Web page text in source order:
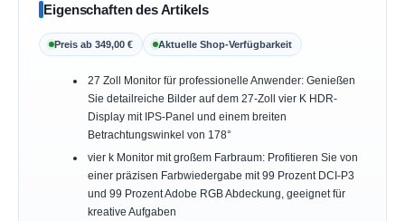
Eigenschaften des Artikels
Preis ab 349,00 € Aktuelle Shop-Verfügbarkeit
27 Zoll Monitor für professionelle Anwender: Genießen
Sie detailreiche Bilder auf dem 27-Zoll vier K HDR-
Display mit IPS-Panel und einem breiten
Betrachtungswinkel von 178°
vier k Monitor mit großem Farbraum: Profitieren Sie von
einer präzisen Farbwiedergabe mit 99 Prozent DCI-P3
und 99 Prozent Adobe RGB Abdeckung, geeignet für
kreative Aufgaben